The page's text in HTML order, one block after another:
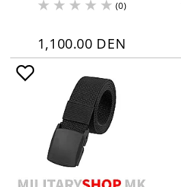
(0)
1,100.00 DEN